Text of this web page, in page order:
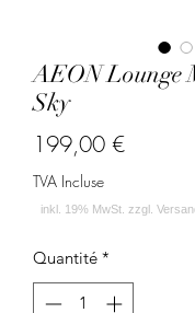
AEON Lounge
Sky
199,00 €Prix
TVA Incluse
Quantité *